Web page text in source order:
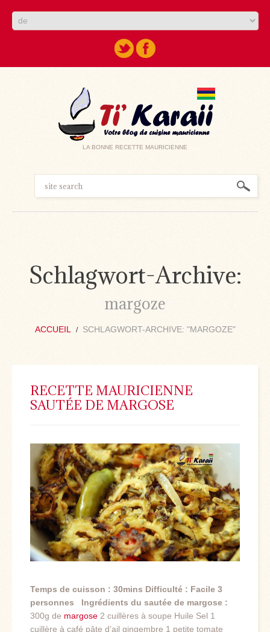
LA BONNE RECETTE MAURICIENNE
Schlagwort-Archive:
margoze
ACCUEIL SCHLAGWORT-ARCHIVE: "MARGOZE"
RECETTE MAURICIENNE
SAUTÉE DE MARGOSE
Temps de cuisson : 30mins Difficulté : Facile 3
personnes
Ingrédients du sautée de margose :
300g de margose 2 cuillères à soupe Huile Sel 1
cuillère à café pâte d’ail gingembre 1 petite tomate